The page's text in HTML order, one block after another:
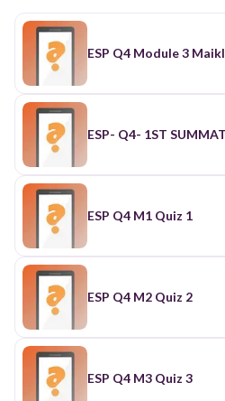
ESP Q4 Module 3
ESP- Q4- 1ST
ESP Q4 M1 Quiz 1
ESP Q4 M2 Quiz 2
ESP Q4 M3 Quiz 3